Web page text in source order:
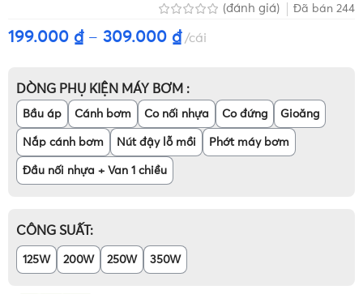
(đánh giá) Đã bán 244
199.000 ₫–309.000 ₫ cái
DÒNG PHỤ KIỆN MÁY BƠM
Bầu áp Cánh bơm Co nối nhựa Co đứng Gioăng
Nắp cánh bơm Nút đậy lỗ mồi Phớt máy bơm
Đầu nối nhựa + Van 1 chiều
CÔNG SUẤT
125W 200W 250W 350W